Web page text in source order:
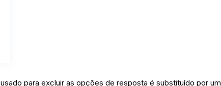
usado para excluir as opções de resposta é substituído por um